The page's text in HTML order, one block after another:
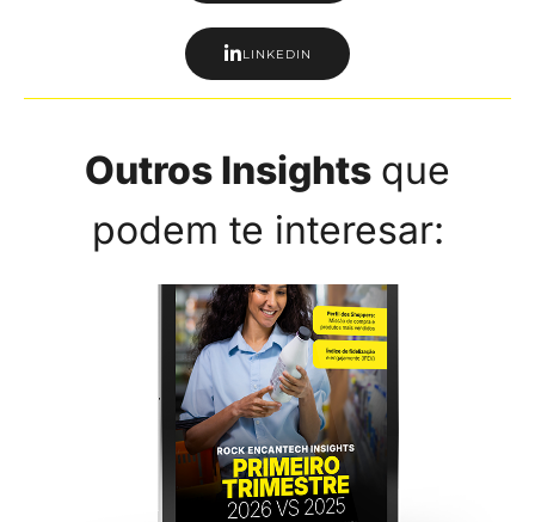
LINKEDIN
Outros Insights que
podem te interesar: